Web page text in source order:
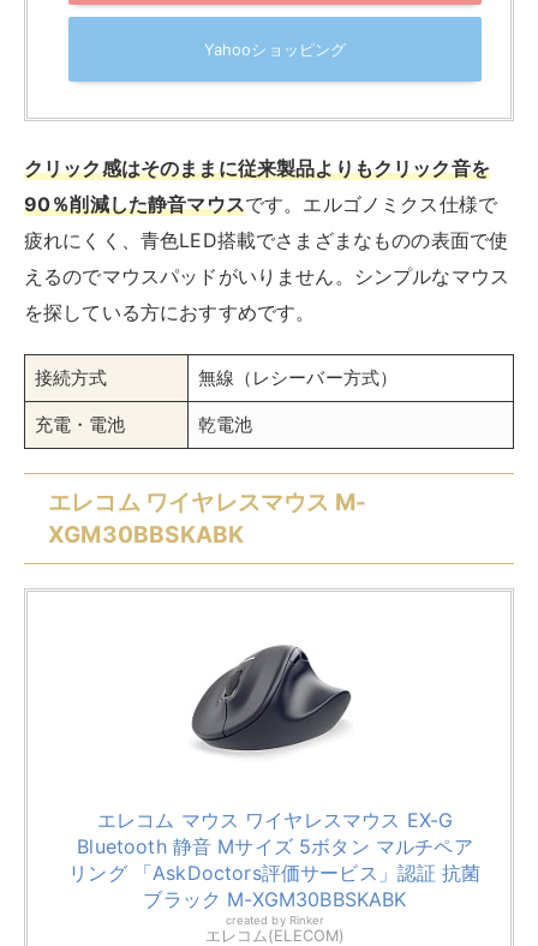
Yahooショッピング
クリック感はそのままに従来製品よりもクリック音を
90％削減した静音マウスです。エルゴノミクス仕様で
疲れにくく、青色LED搭載でさまざまなものの表面で使
えるのでマウスパッドがいりません。シンプルなマウス
を探している方におすすめです。
接続方式 無線（レシーバー方式）
充電・電池 乾電池
エレコム ワイヤレスマウス M-
XGM30BBSKABK
エレコム マウス ワイヤレスマウス EX-G
Bluetooth 静音 Mサイズ 5ボタン マルチペア
リング 「AskDoctors評価サービス」認証 抗菌
ブラック M-XGM30BBSKABK
created by Rinker
エレコム(ELECOM)